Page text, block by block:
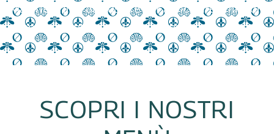
Materie prime da gustare per avvicinare i migliori
sapori e allontanare i cattivi pensieri
SCOPRI I NOSTRI